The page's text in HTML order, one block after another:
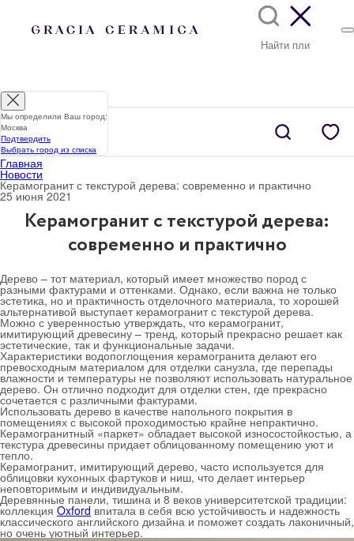
Главная
Новости
Керамогранит с текстурой дерева: современно и практично
25 июня 2021
Керамогранит с текстурой дерева:
современно и практично
Дерево – тот материал, который имеет множество пород с
разными фактурами и оттенками. Однако, если важна не только
эстетика, но и практичность отделочного материала, то хорошей
альтернативой выступает керамогранит с текстурой дерева.
Можно с уверенностью утверждать, что керамогранит,
имитирующий древесину – тренд, который прекрасно решает как
эстетические, так и функциональные задачи.
Характеристики водопоглощения керамогранита делают его
превосходным материалом для отделки санузла, где перепады
влажности и температуры не позволяют использовать натуральное
дерево. Он отлично подходит для отделки стен, где прекрасно
сочетается с различными фактурами.
Использовать дерево в качестве напольного покрытия в
помещениях с высокой проходимостью крайне непрактично.
Керамогранитный «паркет» обладает высокой износостойкостью, а
текстура древесины придает облицованному помещению уют и
тепло.
Керамогранит, имитирующий дерево, часто используется для
облицовки кухонных фартуков и ниш, что делает интерьер
неповторимым и индивидуальным.
Деревянные панели, тишина и 8 веков университетской традиции:
коллекция Oxford впитала в себя всю устойчивость и надежность
классического английского дизайна и поможет создать лаконичный,
но очень уютный интерьер.
Мы определили Ваш город:
Москва
Подтвердить
Выбрать город из списка